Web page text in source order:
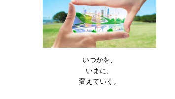
いつかを、
いまに、
変えていく。